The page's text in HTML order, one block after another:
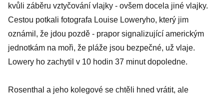
kvůli záběru vztyčování vlajky - ovšem docela jiné vlajky.
Cestou potkali fotografa Louise Loweryho, který jim
oznámil, že jdou pozdě - prapor signalizující americkým
jednotkám na moři, že pláže jsou bezpečné, už vlaje.
Lowery ho zachytil v 10 hodin 37 minut dopoledne.
Rosenthal a jeho kolegové se chtěli hned vrátit, ale